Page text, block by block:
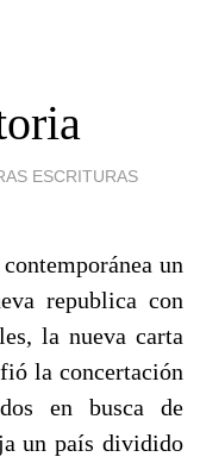
ESCRITURAS
un
republica con
la nueva carta
la concertación
en busca de
un país dividido